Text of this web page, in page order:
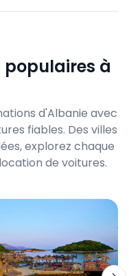
populaires à
d'Albanie avec
fiables. Des villes
explorez chaque
de voitures.